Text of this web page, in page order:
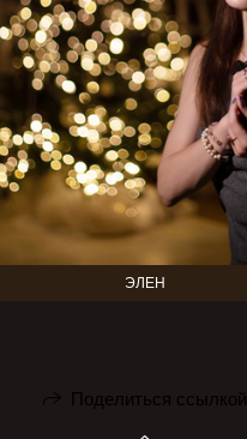
ЭЛЕН
Поделиться ссылкой